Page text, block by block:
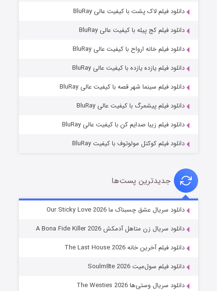
شوهر
دانلود فیلم لاک پشت با کیفیت عالی BluRay
دانلود فیلم کج‌ پیله با کیفیت عالی BluRay
دانلود فیلم خانه ارواح با کیفیت عالی BluRay
دانلود فیلم یازده یازده با کیفیت عالی BluRay
دانلود فیلم سینما شهر قصه با کیفیت عالی BluRay
دانلود فیلم پیشمرگ با کیفیت عالی BluRay
دانلود فیلم زیبا صدایم کن با کیفیت عالی BluRay
دانلود فیلم کوکتل مولوتوف با کیفیت BluRay
جدیدترین پست‌ها
دانلود سریال عشق چسبناک ما Our Sticky Love 2026
دانلود سریال زن متاهل آدمکش A Bona Fide Killer 2026
دانلود فیلم آخرین خانه The Last House 2026
دانلود فیلم سول‌میت Soulm8te 2026
دانلود سریال وستی‌ها The Westies 2026